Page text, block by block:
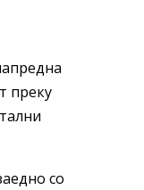
преку
со